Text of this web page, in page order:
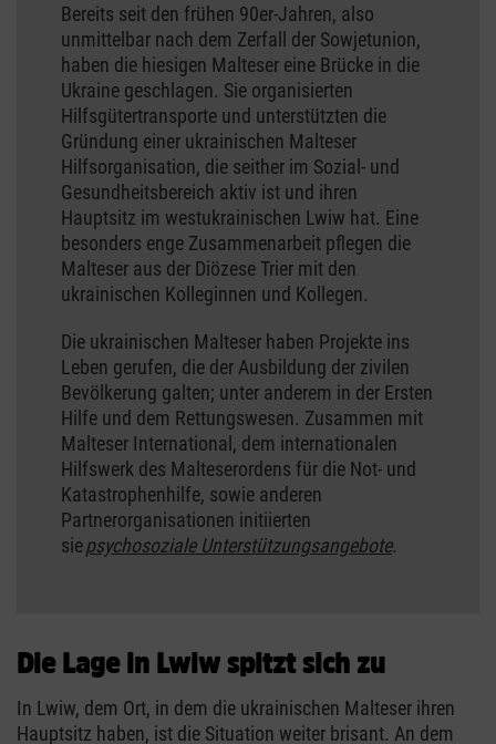
Bereits seit den frühen 90er-Jahren, also
unmittelbar nach dem Zerfall der Sowjetunion,
haben die hiesigen Malteser eine Brücke in die
Ukraine geschlagen. Sie organisierten
Hilfsgütertransporte und unterstützten die
Gründung einer ukrainischen Malteser
Hilfsorganisation, die seither im Sozial- und
Gesundheitsbereich aktiv ist und ihren
Hauptsitz im westukrainischen Lwiw hat. Eine
besonders enge Zusammenarbeit pflegen die
Malteser aus der Diözese Trier mit den
ukrainischen Kolleginnen und Kollegen.
Die ukrainischen Malteser haben Projekte ins
Leben gerufen, die der Ausbildung der zivilen
Bevölkerung galten; unter anderem in der Ersten
Hilfe und dem Rettungswesen. Zusammen mit
Malteser International, dem internationalen
Hilfswerk des Malteserordens für die Not- und
Katastrophenhilfe, sowie anderen
Partnerorganisationen initiierten
siepsychosoziale Unterstützungsangebote​​​​​​​.
Die Lage in Lwiw spitzt sich zu
In Lwiw, dem Ort, in dem die ukrainischen Malteser ihren
Hauptsitz haben, ist die Situation weiter brisant. An dem